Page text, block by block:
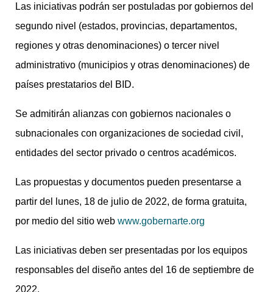
Las iniciativas podrán ser postuladas por gobiernos del
segundo nivel (estados, provincias, departamentos,
regiones y otras denominaciones) o tercer nivel
administrativo (municipios y otras denominaciones) de
países prestatarios del BID.
Se admitirán alianzas con gobiernos nacionales o
subnacionales con organizaciones de sociedad civil,
entidades del sector privado o centros académicos.
Las propuestas y documentos pueden presentarse a
partir del lunes, 18 de julio de 2022, de forma gratuita,
por medio del sitio web www.gobernarte.org
Las iniciativas deben ser presentadas por los equipos
responsables del diseño antes del 16 de septiembre de
2022.